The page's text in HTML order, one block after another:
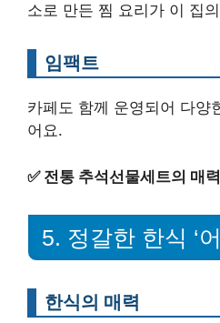
소로 만든 찜 요리가 이 집
임팩트
카페도 함께 운영되어 다양
어요.
✅ 전통 추석선물세트의 매
5. 정갈한 한식 ‘
한식의 매력